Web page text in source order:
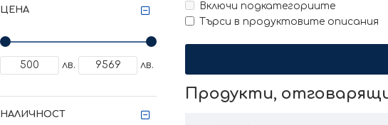
ЦЕНА
лв. лв.
НАЛИЧНОСТ
Включи подкатегориите
Търси в продуктовите описания
Продукти,